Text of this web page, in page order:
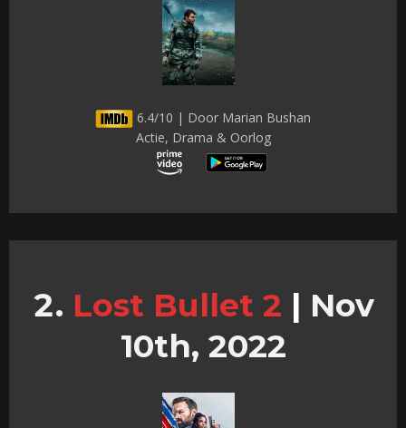
6.4/10 | Door Marian Bushan
Actie, Drama & Oorlog
Lost Bullet 2 | Nov
10th, 2022